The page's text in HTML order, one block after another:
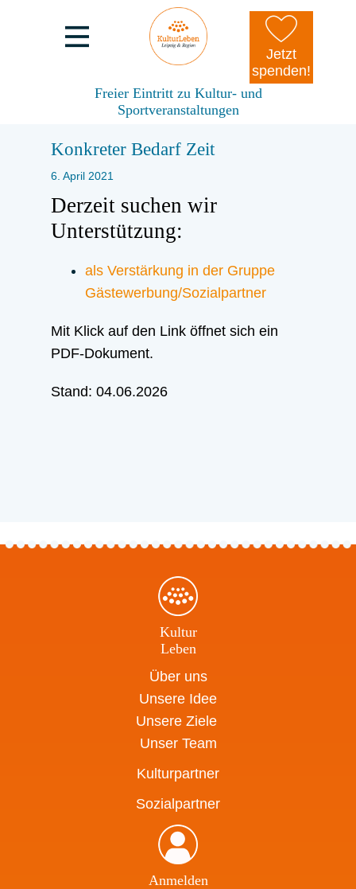
Jetzt
spenden!
Freier Eintritt zu Kultur- und
Sportveranstaltungen
Konkreter Bedarf Zeit
6. April 2021
Derzeit suchen wir
Unterstützung:
als Verstärkung in der Gruppe
Gästewerbung/Sozialpartner
Mit Klick auf den Link öffnet sich ein
PDF-Dokument.
Stand: 04.06.2026
Kultur
Leben
Über uns
Unsere Idee
Unsere Ziele
Unser Team
Kulturpartner
Sozialpartner
Anmelden